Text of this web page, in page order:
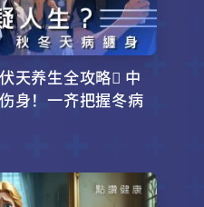
天养生全攻略 中
身！一齐把握冬病